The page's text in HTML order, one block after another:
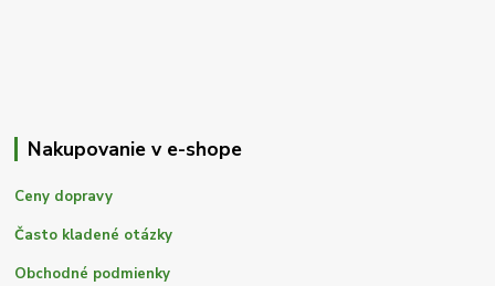
Nakupovanie v e-shope
Ceny dopravy
Často kladené otázky
Obchodné podmienky